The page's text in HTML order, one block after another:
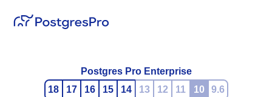
Postgres Pro Enterprise
18
17 16 15 14 13 12 11 10 9.6